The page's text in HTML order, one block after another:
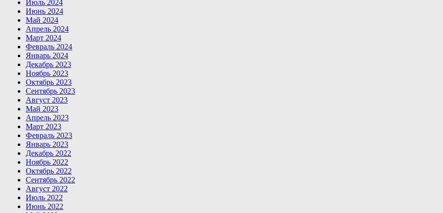
Июль 2024
Июнь 2024
Май 2024
Апрель 2024
Март 2024
Февраль 2024
Январь 2024
Декабрь 2023
Ноябрь 2023
Октябрь 2023
Сентябрь 2023
Август 2023
Май 2023
Апрель 2023
Март 2023
Февраль 2023
Январь 2023
Декабрь 2022
Ноябрь 2022
Октябрь 2022
Сентябрь 2022
Август 2022
Июль 2022
Июнь 2022